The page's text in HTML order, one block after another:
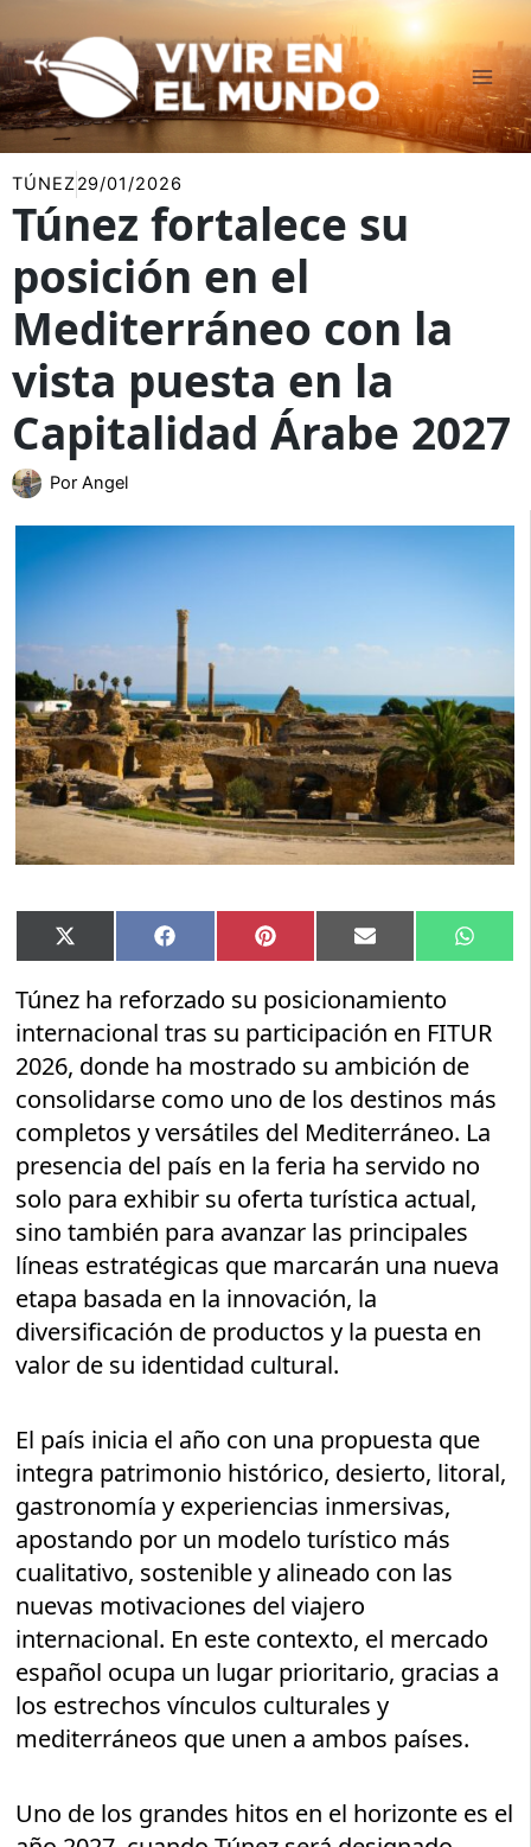
al
contenido
TÚNEZ29/01/2026
Túnez fortalece su
posición en el
Mediterráneo con la
vista puesta en la
Capitalidad Árabe 2027
Por Angel
Compartir
en
X
(Twitter)
Compartir
en
Facebook Compartir
en
Pinterest Compartir
en
Email
en
Túnez ha reforzado su posicionamiento
internacional tras su participación en FITUR
2026, donde ha mostrado su ambición de
consolidarse como uno de los destinos más
completos y versátiles del Mediterráneo. La
presencia del país en la feria ha servido no
solo para exhibir su oferta turística actual,
sino también para avanzar las principales
líneas estratégicas que marcarán una nueva
etapa basada en la innovación, la
diversificación de productos y la puesta en
valor de su identidad cultural.
El país inicia el año con una propuesta que
integra patrimonio histórico, desierto, litoral,
gastronomía y experiencias inmersivas,
apostando por un modelo turístico más
cualitativo, sostenible y alineado con las
nuevas motivaciones del viajero
internacional. En este contexto, el mercado
español ocupa un lugar prioritario, gracias a
los estrechos vínculos culturales y
mediterráneos que unen a ambos países.
Uno de los grandes hitos en el horizonte es el